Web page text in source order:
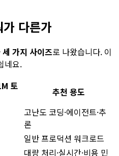
다른가
세 가지 사이즈로 나왔습니다. 이
네요.
토
추천 용도
고난도 코딩·에이전트·추
론
일반 프로덕션 워크로드
대량 처리·실시간·비용 민